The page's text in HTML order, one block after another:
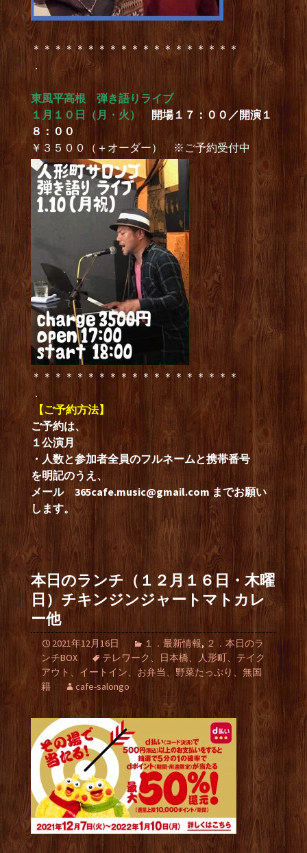
＊＊＊＊＊＊＊＊＊＊＊＊＊＊＊＊＊＊＊
．
東風平高根 弾き語りライブ
１月１０日（月・火） 開場１７：００／開演１
８：００
￥３５００（＋オーダー） ※ご予約受付中
＊＊＊＊＊＊＊＊＊＊＊＊＊＊＊＊＊＊＊
．
【ご予約方法】
ご予約は、
１公演月
・人数と参加者全員のフルネームと携帯番号
を明記のうえ、
メール 365cafe.music@gmail.comまでお願い
します。
本日のランチ（１２月１６日・木曜
日）チキンジンジャートマトカレ
ー他
2021年12月16日 １．最新情報, ２．本日のラ
ンチBOX
テレワーク、日本橋、人形町、テイク
アウト、イートイン、お弁当、野菜たっぷり、無国
籍
cafe-salongo